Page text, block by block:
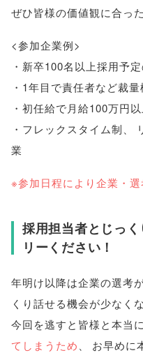
ぜひ皆様の価値観に合っ
<参加企業例>
・新卒100名以上採用予
・1年目で責任者など裁
・初任給で月給100万円
・フレックスタイム制
業
※参加日程により企業・
採用担当者とじっ
リーください！
年明け以降は企業の選考
くり話せる機会が少なく
今回を逃すと皆様と本当
てしまうため
お早めに